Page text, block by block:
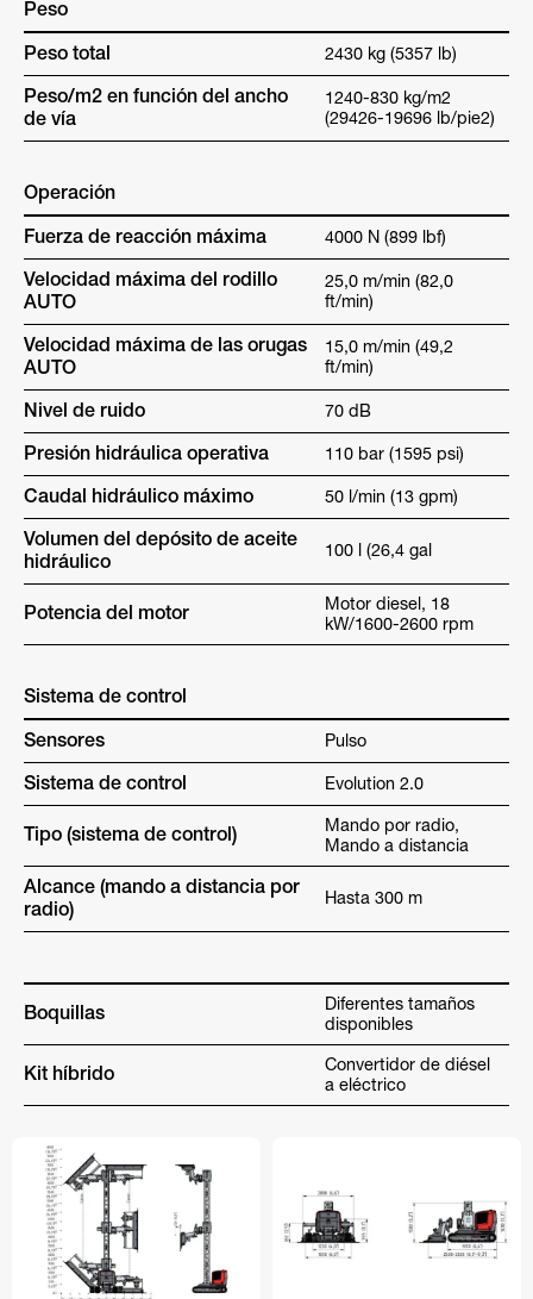
Peso
Peso total 2430 kg (5357 lb)
Peso/m2 en función del ancho
de vía
1240-830 kg/m2
(29426-19696 lb/pie2)
Operación
Fuerza de reacción máxima 4000 N (899 lbf)
Velocidad máxima del rodillo
AUTO
25,0 m/min (82,0
ft/min)
Velocidad máxima de las orugas
AUTO
15,0 m/min (49,2
ft/min)
Nivel de ruido 70 dB
Presión hidráulica operativa 110 bar (1595 psi)
Caudal hidráulico máximo 50 l/min (13 gpm)
Volumen del depósito de aceite
hidráulico
100 l (26,4 gal
Potencia del motor
Motor diesel, 18
kW/1600-2600 rpm
Sistema de control
Sensores Pulso
Sistema de control Evolution 2.0
Tipo (sistema de control)
Mando por radio,
Mando a distancia
Alcance (mando a distancia por
radio)
Hasta 300 m
Boquillas
Diferentes tamaños
disponibles
Kit híbrido
Convertidor de diésel
a eléctrico